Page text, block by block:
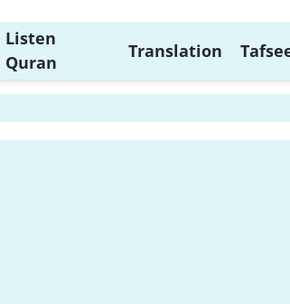
Listen
Quran
Translation